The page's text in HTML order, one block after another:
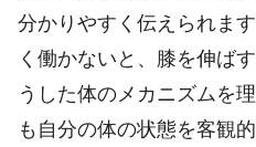
分かりやすく伝えられま
く働かないと、膝を伸ば
うした体のメカニズムを
も自分の体の状態を客観